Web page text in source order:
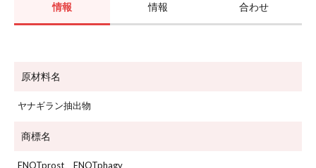
情報
情報
合わせ
原材料名
ヤナギラン抽出物
商標名
ENOTprost、ENOTphagy